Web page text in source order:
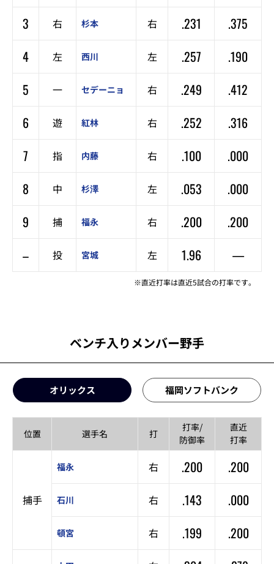
3
右 杉本 右 .231
.375
4
左 西川 左 .257
.190
5
一 セデーニョ 右 .249
.412
6
遊 紅林 右 .252
.316
7
指 内藤 右 .100
.000
8
中 杉澤 左 .053
.000
9
捕 福永 右 .200
.200
–
投 宮城 左 1.96 —
※直近打率は直近5試合の打率です。
ベンチ入りメンバー野手
オリックス 福岡ソフトバンク
位置 選手名 打
打率/
防御率
直近
打率
捕手
福永 右 .200 .200
石川 右 .143 .000
頓宮 右 .199 .200